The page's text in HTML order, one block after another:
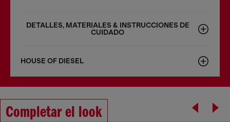
DETALLES, MATERIALES & INSTRUCCIONES DE
CUIDADO
HOUSE OF DIESEL
Completar el look